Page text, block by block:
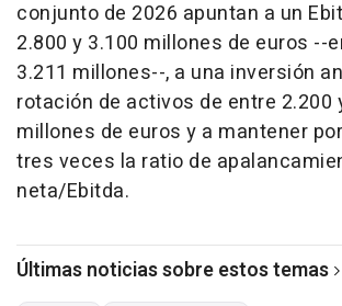
conjunto de 2026 apuntan a un
2.800 y 3.100 millones de euros --
3.211 millones--, a una inversión
rotación de activos de entre 2.200
millones de euros y a mantener
tres veces la ratio de
neta/Ebitda.
Últimas noticias sobre estos temas